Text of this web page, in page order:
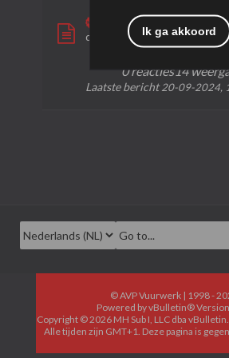
door
bruijntjeluc
0 reacties14
Laatste bericht 20-09-2024,
© AVP Vuurwerk | 1998 -
Powered byvBulletin®
Copyright © 2026 MH Sub I, LLC dba
Alle tijden zijn GMT+1. Deze pagina is
Ik ga akkoord